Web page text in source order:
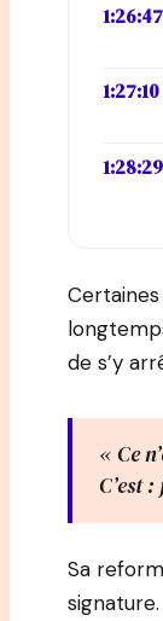
1:26:47
1:27:10
1:28:29
de s’y
« Ce
C’est
Sa